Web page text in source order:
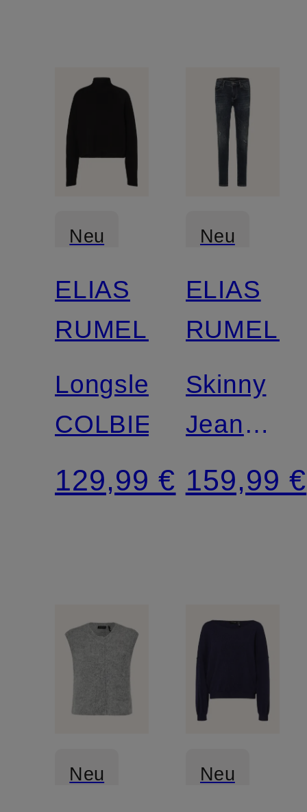
Neu
ELIAS
RUMELIS
Longsleeve
COLBIE
129,99 €
Neu
ELIAS
RUMELIS
Skinny
Jeans
MANOU
159,99 €
Neu Neu